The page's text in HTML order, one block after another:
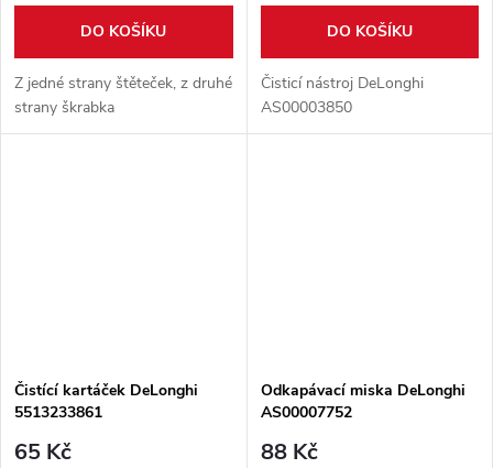
DO KOŠÍKU
Z jedné strany štěteček, z druhé
strany škrabka
DO KOŠÍKU
Čisticí nástroj DeLonghi
AS00003850
Čistící kartáček DeLonghi
5513233861
65 Kč
Odkapávací miska DeLonghi
AS00007752
88 Kč